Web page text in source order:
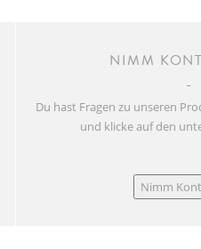
NIMM
Du hast Fragen zu unseren
und klicke auf den
Nimm